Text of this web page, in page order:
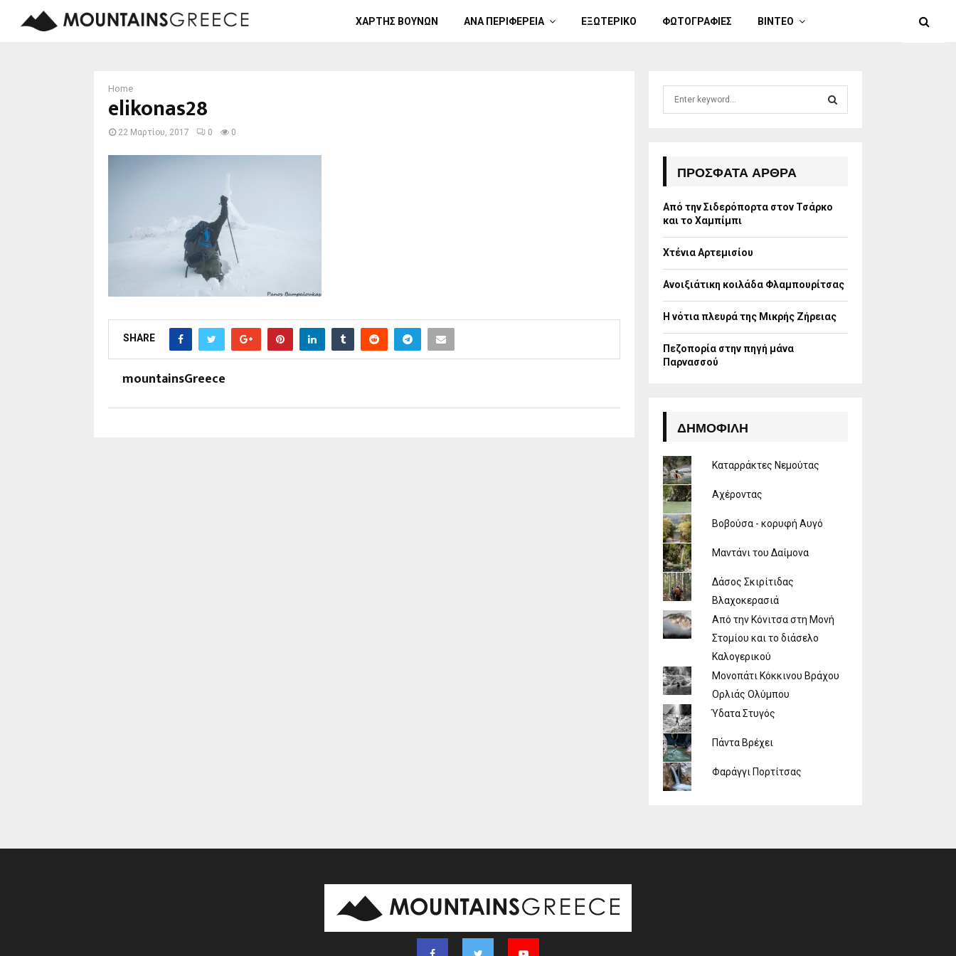
ΧΑΡΤΗΣ ΒΟΥΝΩΝ ΑΝΑ ΠΕΡΙΦΕΡΕΙΑ ΕΞΩΤΕΡΙΚΟ ΦΩΤΟΓΡΑΦΙΕΣ ΒΙΝΤΕΟ
Home
elikonas28
22 Μαρτίου, 2017 0 0
SHARE
mountainsGreece
r
:
R
H
ΠΡΌΣΦΑΤΑ ΆΡΘΡΑ
Από την Σιδερόπορτα στον Τσάρκο
και το Χαμπίμπι
Χτένια Αρτεμισίου
Ανοιξιάτικη κοιλάδα Φλαμπουρίτσας
Η νότια πλευρά της Μικρής Ζήρειας
Πεζοπορία στην πηγή μάνα
Παρνασσού
ΔΗΜΟΦΙΛΉ
Καταρράκτες Νεμούτας
Αχέροντας
Βοβούσα - κορυφή Αυγό
Μαντάνι του Δαίμονα
Δάσος Σκιρίτιδας
Βλαχοκερασιά
Από την Κόνιτσα στη Μονή
Στομίου και το διάσελο
Καλογερικού
Μονοπάτι Κόκκινου Βράχου
Ορλιάς Ολύμπου
Ύδατα Στυγός
Πάντα Βρέχει
Φαράγγι Πορτίτσας